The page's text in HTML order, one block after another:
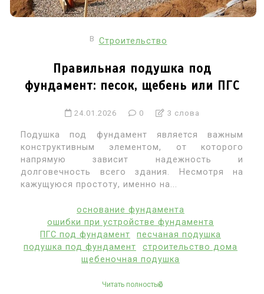
В Строительство
Правильная подушка под
фундамент: песок, щебень или ПГС
24.01.2026 0 3 слова
Подушка под фундамент является важным
конструктивным элементом, от которого
напрямую зависит надежность и
долговечность всего здания. Несмотря на
кажущуюся простоту, именно на...
основание фундамента
ошибки при устройстве фундамента
ПГС под фундамент
песчаная подушка
подушка под фундамент
строительство дома
щебеночная подушка
Читать полностью